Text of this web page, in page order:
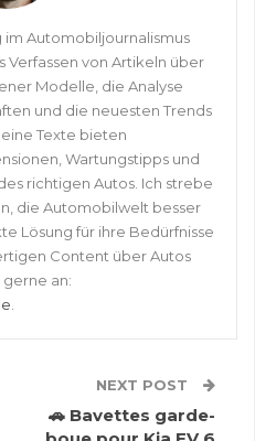
im Automobiljournalismus
Verfassen von Artikeln über
Modelle, die Analyse
und die neuesten Trends
Texte bieten
Wartungstipps und
richtigen Autos. Ich strebe
die Automobilwelt besser
Lösung für ihre Bedürfnisse
Content über Autos
an:
NEXT POST
🚗 Bavettes garde-